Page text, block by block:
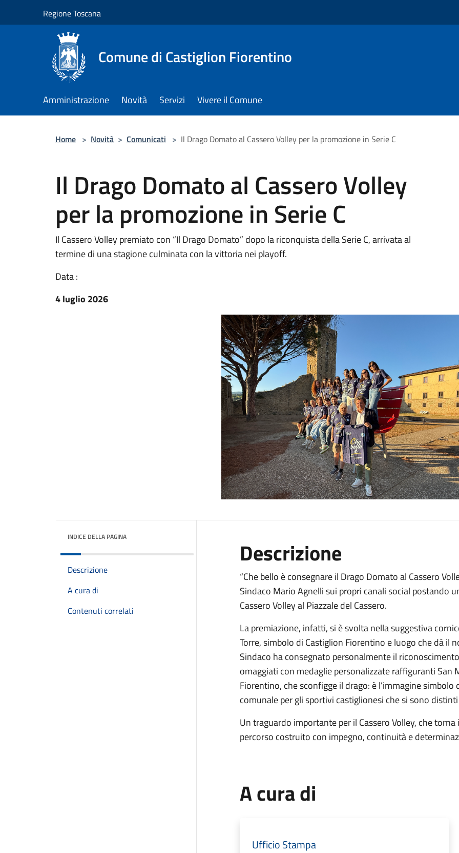
Regione Toscana
Comune di Castiglion Fiorentino
Amministrazione Novità Servizi Vivere il Comune
Home > Novità > Comunicati > Il Drago Domato al Cassero Volley per la promozione in Serie C
Il Drago Domato al Cassero Volley
per la promozione in Serie C
Il Cassero Volley premiato con “Il Drago Domato” dopo la riconquista della Serie C, arrivata al
termine di una stagione culminata con la vittoria nei playoff.
Data :
4 luglio 2026
INDICE DELLA PAGINA
Descrizione
A cura di
Contenuti correlati
Descrizione
“Che bello è consegnare il Drago Domato al Cassero
Sindaco Mario Agnelli sui propri canali social postando
Cassero Volley al Piazzale del Cassero.
La premiazione, infatti, si è svolta nella suggestiva
Torre, simbolo di Castiglion Fiorentino e luogo che dà il
Sindaco ha consegnato personalmente il
omaggiati con medaglie personalizzate raffiguranti San
Fiorentino, che sconfigge il drago: è l’immagine
comunale per gli sportivi castiglionesi che si sono
Un traguardo importante per il Cassero Volley, che
percorso costruito con impegno, continuità e
A cura di
Ufficio Stampa